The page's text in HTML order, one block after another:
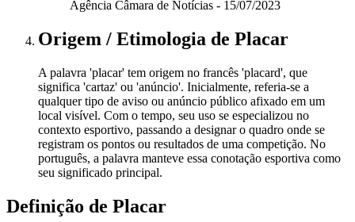
Agência Câmara de Notícias - 15/07/2023
Origem / Etimologia de Placar
A palavra 'placar' tem origem no francês 'placard', que
significa 'cartaz' ou 'anúncio'. Inicialmente, referia-se a
qualquer tipo de aviso ou anúncio público afixado em um
local visível. Com o tempo, seu uso se especializou no
contexto esportivo, passando a designar o quadro onde se
registram os pontos ou resultados de uma competição. No
português, a palavra manteve essa conotação esportiva como
seu significado principal.
Definição de Placar